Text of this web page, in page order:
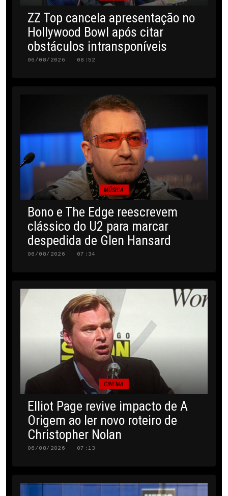
ZZ Top cancela apresentação no
Hollywood Bowl após citar
obstáculos intransponíveis
06/08/2026 · 08:52
MÚSICA
Bono e The Edge reescrevem
clássico do U2 para marcar
despedida de Glen Hansard
06/08/2026 · 07:34
CINEMA
Elliot Page revive impacto de A
Origem ao ler novo roteiro de
Christopher Nolan
06/08/2026 · 07:13